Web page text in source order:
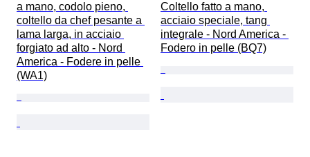
a mano, codolo pieno,
coltello da chef pesante a
lama larga, in acciaio
forgiato ad alto - Nord
America - Fodere in pelle
(WA1)
Coltello fatto a mano,
acciaio speciale, tang
integrale - Nord America -
Fodero in pelle (BQ7)